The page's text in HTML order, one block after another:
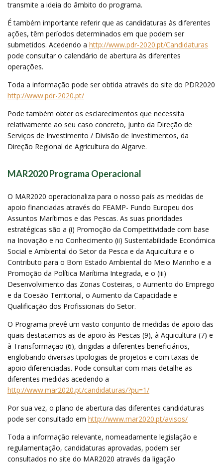
transmite a ideia do âmbito do programa.
É também importante referir que as candidaturas às diferentes
ações, têm períodos determinados em que podem ser
submetidos. Acedendo a http://www.pdr-2020.pt/Candidaturas
pode consultar o calendário de abertura às diferentes
operações.
Toda a informação pode ser obtida através do site do PDR2020
http://www.pdr-2020.pt/
Pode também obter os esclarecimentos que necessita
relativamente ao seu caso concreto, junto da Direção de
Serviços de Investimento / Divisão de Investimentos, da
Direção Regional de Agricultura do Algarve.
MAR2020 Programa Operacional
O MAR2020 operacionaliza para o nosso país as medidas de
apoio financiadas através do FEAMP- Fundo Europeu dos
Assuntos Marítimos e das Pescas. As suas prioridades
estratégicas são a (i) Promoção da Competitividade com base
na Inovação e no Conhecimento (ii) Sustentabilidade Económica
Social e Ambiental do Setor da Pesca e da Aquicultura e o
Contributo para o Bom Estado Ambiental do Meio Marinho e a
Promoção da Política Marítima Integrada, e o (iii)
Desenvolvimento das Zonas Costeiras, o Aumento do Emprego
e da Coesão Territorial, o Aumento da Capacidade e
Qualificação dos Profissionais do Setor.
O Programa prevê um vasto conjunto de medidas de apoio das
quais destacamos as de apoio às Pescas (9), à Aquicultura (7) e
à Transformação (6), dirigidas a diferentes beneficiários,
englobando diversas tipologias de projetos e com taxas de
apoio diferenciadas. Pode consultar com mais detalhe as
diferentes medidas acedendo a
http://www.mar2020.pt/candidaturas/?pu=1/
Por sua vez, o plano de abertura das diferentes candidaturas
pode ser consultado em http://www.mar2020.pt/avisos/
Toda a informação relevante, nomeadamente legislação e
regulamentação, candidaturas aprovadas, podem ser
consultados no site do MAR2020 através da ligação